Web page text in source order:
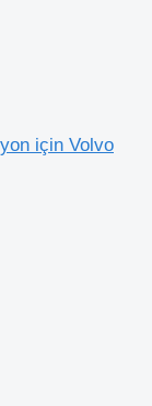
için Volvo